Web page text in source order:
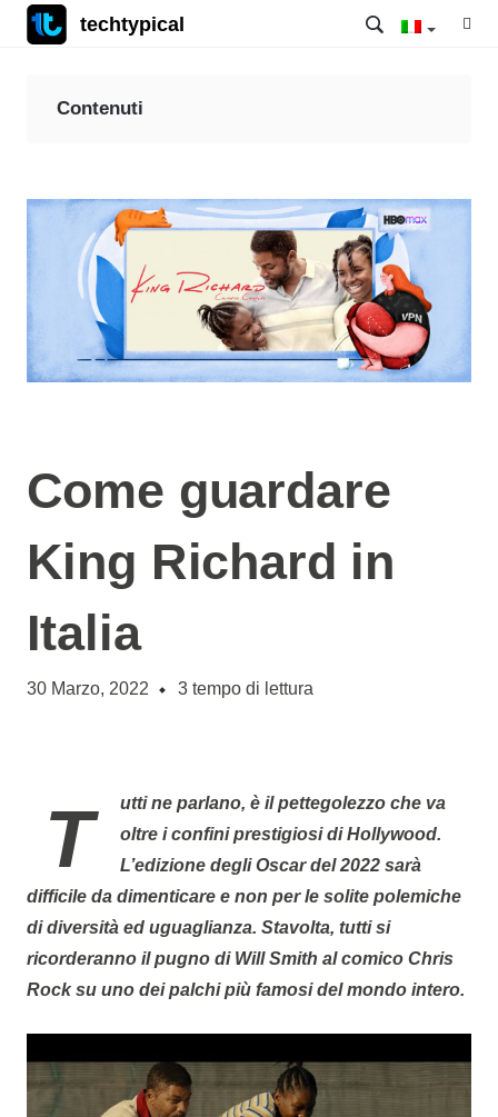
techtypical
Come guardare
King Richard in
Italia
30 Marzo, 2022 3 tempo di lettura
Tutti ne parlano, è il pettegolezzo che va
oltre i confini prestigiosi di Hollywood.
L’edizione degli Oscar del 2022 sarà
difficile da dimenticare e non per le solite polemiche
di diversità ed uguaglianza. Stavolta, tutti si
ricorderanno il pugno di Will Smith al comico Chris
Rock su uno dei palchi più famosi del mondo intero.
Contenuti